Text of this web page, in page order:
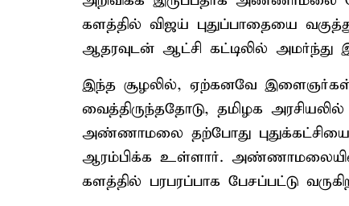
களத்தில் விஜய் புதுப்பாதையை
ஆதரவுடன் ஆட்சி கட்டிலில் அமர்ந்து
இந்த சூழலில், ஏற்கனவே
வைத்திருந்ததோடு, தமிழக அரசியலில்
அண்ணாமலை தற்போது
ஆரம்பிக்க உள்ளார். அண்ணாமலையின்
களத்தில் பரபரப்பாக பேசப்பட்டு